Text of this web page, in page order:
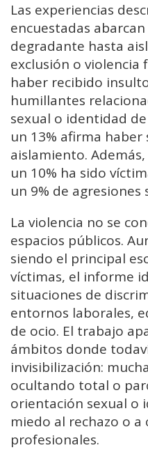
Las experiencias
encuestadas
degradante hasta
exclusión o violencia
haber recibido
humillantes
sexual o identidad
un 13% afirma
aislamiento.
un 10% ha sido
un 9% de agresiones
La violencia no se
espacios públicos.
siendo el principal
víctimas, el informe
situaciones de
entornos laborales,
de ocio. El trabajo
ámbitos donde
invisibilización:
ocultando total o
orientación sexual o
miedo al rechazo o a
profesionales.